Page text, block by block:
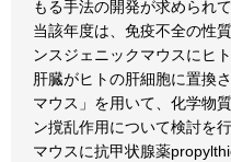
もる手法の開発が求められて
当該年度は、免疫不全の性
ンスジェニックマウスにヒ
肝臓がヒトの肝細胞に置換
マウス」を用いて、化学物
ン撹乱作用について検討を
マウスに抗甲状腺薬